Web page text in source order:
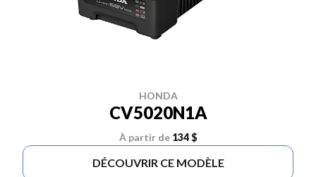
HONDA
CV5020N1A
À partir de 134 $
DÉCOUVRIR CE MODÈLE